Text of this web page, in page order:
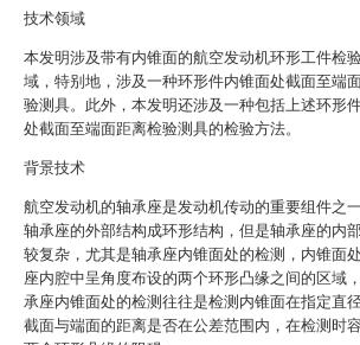
技术领域
本发明涉及带有内锥面的航空发动机环形工件检
域，特别地，涉及一种环形件内锥面处截面至端
验测具。此外，本发明还涉及一种包括上述环形
处截面至端面距离检验测具的检验方法。
背景技术
航空发动机的轴承座是发动机传动的重要组件之
轴承座的外部结构成环形结构，但是轴承座的内
较复杂，尤其是轴承座内锥面处的检测，内锥面
座内腔中呈角度布设的两个环形凸缘之间的区域
承座内锥面处的检测往往是检测内锥面在指定直
截面与端面的距离是否在公差范围内，在检测时